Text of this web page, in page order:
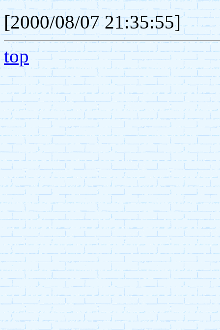
[2000/08/07 21:35:55]
top